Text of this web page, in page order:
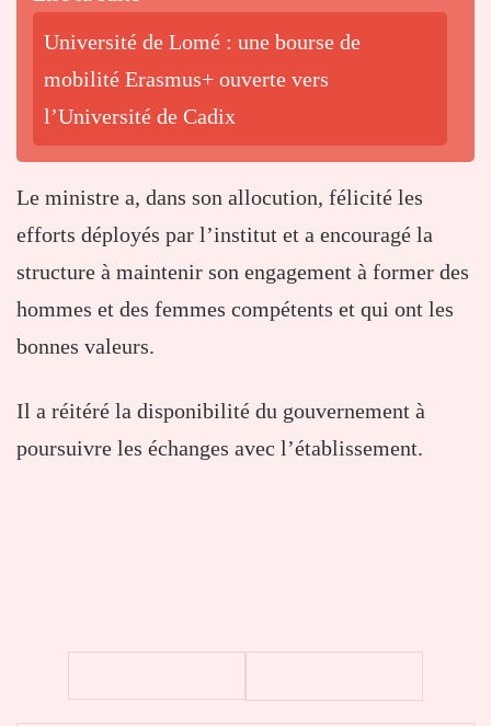
Université de Lomé : une bourse de
mobilité Erasmus+ ouverte vers
l’Université de Cadix
Le ministre a, dans son allocution, félicité les
efforts déployés par l’institut et a encouragé la
structure à maintenir son engagement à former des
hommes et des femmes compétents et qui ont les
bonnes valeurs.
Il a réitéré la disponibilité du gouvernement à
poursuivre les échanges avec l’établissement.